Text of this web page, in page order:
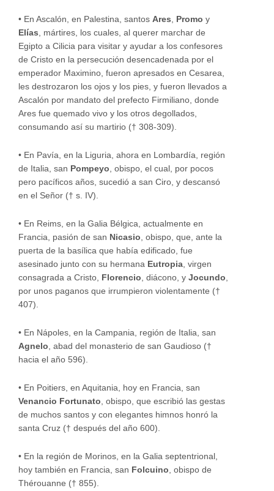
• En Ascalón, en Palestina, santos Ares Promo y
Elías , mártires, los cuales, al querer marchar de
Egipto a Cilicia para visitar y ayudar a los confesores
de Cristo en la persecución desencadenada por el
emperador Maximino, fueron apresados en Cesarea,
les destrozaron los ojos y los pies, y fueron llevados a
Ascalón por mandato del prefecto Firmiliano, donde
Ares fue quemado vivo y los otros degollados,
consumando así su martirio († 308-309).
• En Pavía, en la Liguria, ahora en Lombardía, región
de Italia, san Pompeyo , obispo, el cual, por pocos
pero pacíficos años, sucedió a san Ciro, y descansó
en el Señor († s. IV).
• En Reims, en la Galia Bélgica, actualmente en
Francia, pasión de san Nicasio , obispo, que, ante la
puerta de la basílica que había edificado, fue
asesinado junto con su hermana Eutropia , virgen
consagrada a Cristo, Florencio , diácono, y Jocundo
por unos paganos que irrumpieron violentamente (†
407).
• En Nápoles, en la Campania, región de Italia, san
Agnelo , abad del monasterio de san Gaudioso (†
hacia el año 596).
• En Poitiers, en Aquitania, hoy en Francia, san
Venancio Fortunato , obispo, que escribió las gestas
de muchos santos y con elegantes himnos honró la
santa Cruz († después del año 600).
• En la región de Morinos, en la Galia septentrional,
hoy también en Francia, san Folcuino , obispo de
Thérouanne († 855).